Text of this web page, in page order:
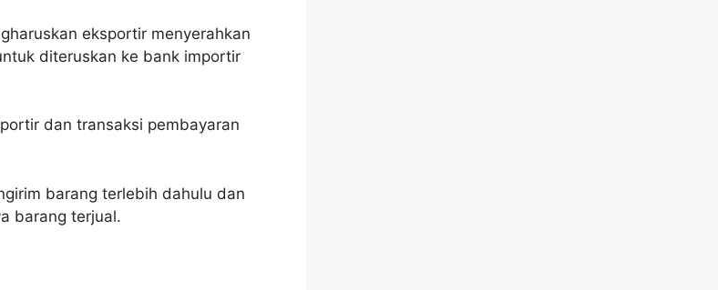
eksportir menyerahkan
diteruskan ke bank importir
dan transaksi pembayaran
barang terlebih dahulu dan
barang terjual.